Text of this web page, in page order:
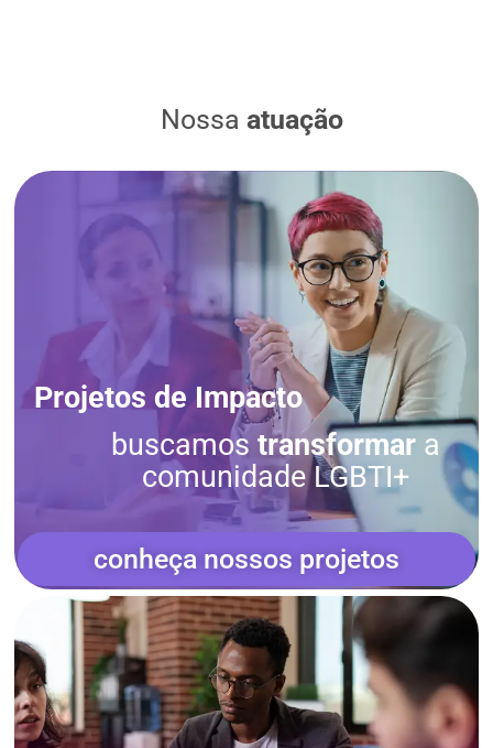
Nossa atuação
Projetos de Impacto
buscamos transformar a
comunidade LGBTI+
conheça nossos projetos